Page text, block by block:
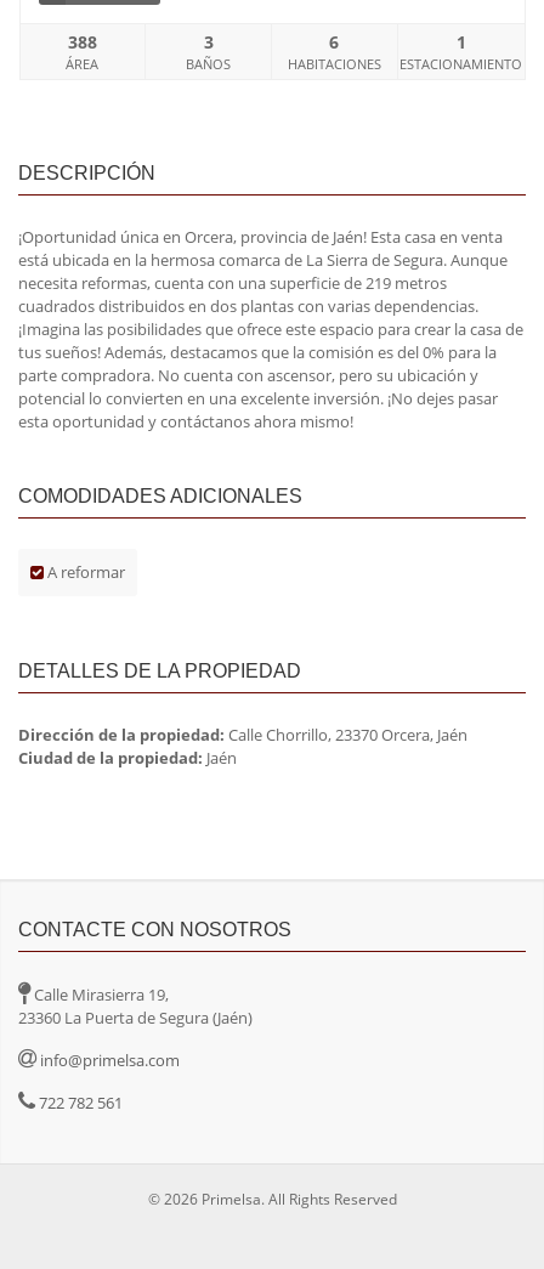
388
ÁREA
3
BAÑOS
6
HABITACIONES
1
ESTACIONAMIENTO
DESCRIPCIÓN
¡Oportunidad única en Orcera, provincia de Jaén! Esta casa en venta
está ubicada en la hermosa comarca de La Sierra de Segura. Aunque
necesita reformas, cuenta con una superficie de 219 metros
cuadrados distribuidos en dos plantas con varias dependencias.
¡Imagina las posibilidades que ofrece este espacio para crear la casa de
tus sueños! Además, destacamos que la comisión es del 0% para la
parte compradora. No cuenta con ascensor, pero su ubicación y
potencial lo convierten en una excelente inversión. ¡No dejes pasar
esta oportunidad y contáctanos ahora mismo!
COMODIDADES ADICIONALES
A reformar
DETALLES DE LA PROPIEDAD
Dirección de la propiedad: Calle Chorrillo, 23370 Orcera, Jaén
Ciudad de la propiedad: Jaén
CONTACTE CON NOSOTROS
Calle Mirasierra 19,
23360 La Puerta de Segura (Jaén)
info@primelsa.com
722 782 561
© 2026 Primelsa. All Rights Reserved